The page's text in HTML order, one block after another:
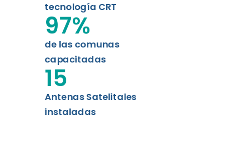
tecnología CRT
de las comunas
capacitadas
97%
Antenas Satelitales
instaladas
15